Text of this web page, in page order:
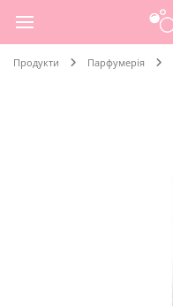
Продукти Парфумерія